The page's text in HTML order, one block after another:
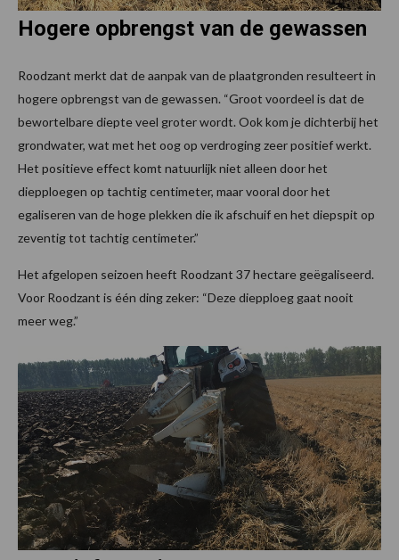
Hogere opbrengst van de gewassen
Roodzant merkt dat de aanpak van de plaatgronden resulteert in
hogere opbrengst van de gewassen. “Groot voordeel is dat de
bewortelbare diepte veel groter wordt. Ook kom je dichterbij het
grondwater, wat met het oog op verdroging zeer positief werkt.
Het positieve effect komt natuurlijk niet alleen door het
diepploegen op tachtig centimeter, maar vooral door het
egaliseren van de hoge plekken die ik afschuif en het diepspit op
zeventig tot tachtig centimeter.”
Het afgelopen seizoen heeft Roodzant 37 hectare geëgaliseerd.
Voor Roodzant is één ding zeker: “Deze diepploeg gaat nooit
meer weg.”